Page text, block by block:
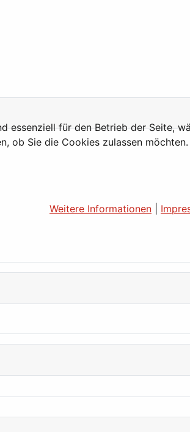
essenziell für den Betrieb der Seite,
ob Sie die Cookies zulassen
Weitere Informationen